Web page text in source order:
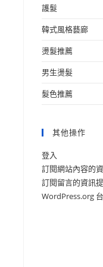
護髮
韓式風格藝廊
燙髮推薦
男生燙髮
髮色推薦
其他操作
登入
訂閱網站內容的
訂閱留言的資訊
WordPress.org